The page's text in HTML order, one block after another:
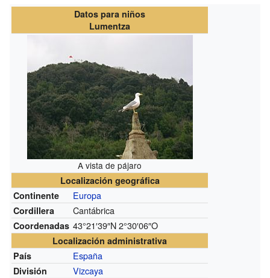
Datos para niños
Lumentza
A vista de pájaro
Localización geográfica
Continente
Europa
Cordillera Cantábrica
Coordenadas 43°21′39″N2°30′06″O
Localización administrativa
País
España
División Vizcaya